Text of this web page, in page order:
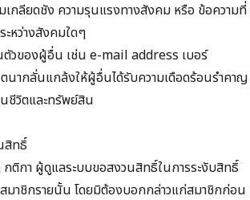
มเกลียดชัง ความรุนแรงทางสังคม หรือ ข้อความที่
ะหว่างสังคมใดๆ
วของผู้อื่น เช่น e-mail address เบอร์
นากลั่นแกล้งให้ผู้อื่นได้รับความเดือดร้อนรำคาญ
ชีวิตและทรัพย์สิน
สิทธิ์
ติกา ผู้ดูแลระบบขอสงวนสิทธิ์ในการระงับสิทธิ์
มาชิกรายนั้น โดยมิต้องบอกกล่าวแก่สมาชิกก่อน